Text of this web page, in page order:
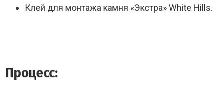
Клей для монтажа камня «Экстра» White Hills.
Процесс: